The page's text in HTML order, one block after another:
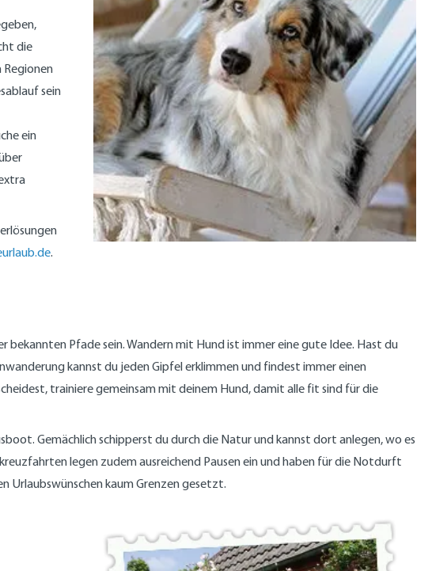
die
sein
ein
.
bekannten Pfade sein. Wandern mit Hund ist immer eine gute Idee. Hast du
kannst du jeden Gipfel erklimmen und findest immer einen
trainiere gemeinsam mit deinem Hund, damit alle fit sind für die
Gemächlich schipperst du durch die Natur und kannst dort anlegen, wo es
legen zudem ausreichend Pausen ein und haben für die Notdurft
Urlaubswünschen kaum Grenzen gesetzt.